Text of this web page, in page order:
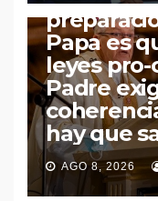
Papa es
leyes pro-
Padre
hay que
AGO 8, 2026